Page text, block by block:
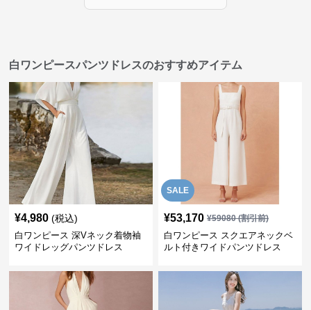
白ワンピースパンツドレスのおすすめアイテム
¥4,980 (税込)
白ワンピース 深Vネック着物袖
ワイドレッグパンツドレス
SALE
¥53,170 ¥59080(割引前)
白ワンピース スクエアネックベ
ルト付きワイドパンツドレス